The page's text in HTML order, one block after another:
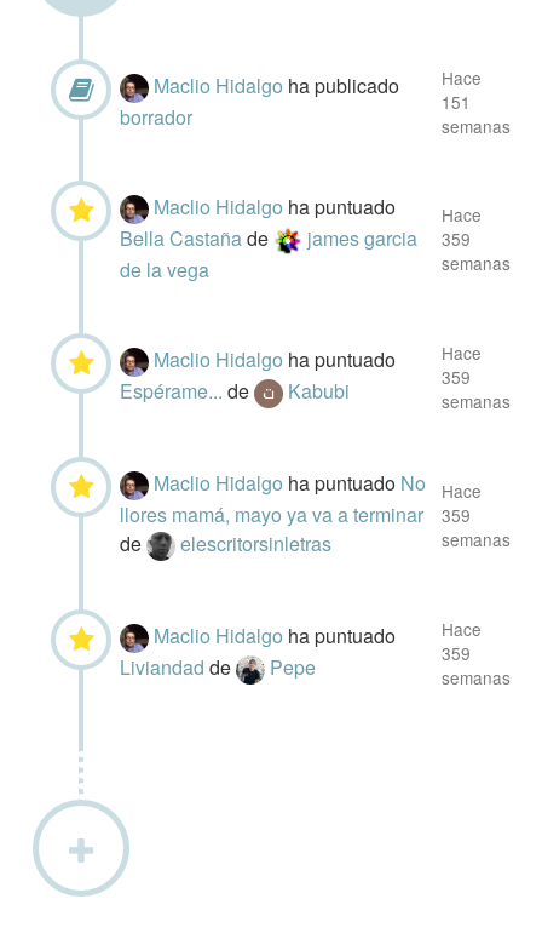
Maclio Hidalgo ha publicado
borrador
Hace
151
semanas
Maclio Hidalgo ha puntuado
Bella Castañade
james garcia
de la vega
Hace
359
semanas
Maclio Hidalgo ha puntuado
Espérame...de Kabubi
Hace
359
semanas
Maclio Hidalgo ha puntuado No
llores mamá, mayo ya va a terminar
de
elescritorsinletras
Hace
359
semanas
Maclio Hidalgo ha puntuado
Liviandadde Pepe
Hace
359
semanas